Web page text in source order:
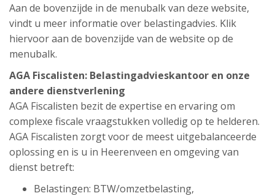
Aan de bovenzijde in de menubalk van deze website,
vindt u meer informatie over belastingadvies. Klik
hiervoor aan de bovenzijde van de website op de
menubalk.
AGA Fiscalisten: Belastingadvieskantoor en onze
andere dienstverlening
AGA Fiscalisten bezit de expertise en ervaring om
complexe fiscale vraagstukken volledig op te helderen.
AGA Fiscalisten zorgt voor de meest uitgebalanceerde
oplossing en is u in Heerenveen en omgeving van
dienst betreft:
Belastingen: BTW/omzetbelasting,